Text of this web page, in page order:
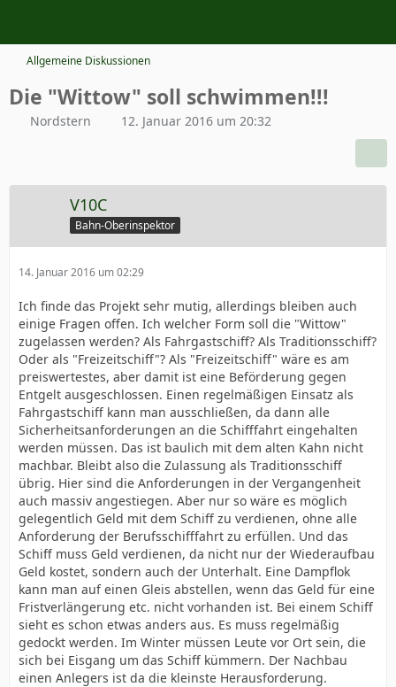
Allgemeine Diskussionen
Die "Wittow" soll schwimmen!!!
Nordstern 12. Januar 2016 um 20:32
V10C
Bahn-Oberinspektor
14. Januar 2016 um 02:29
Ich finde das Projekt sehr mutig, allerdings bleiben auch
einige Fragen offen. Ich welcher Form soll die "Wittow"
zugelassen werden? Als Fahrgastschiff? Als Traditionsschiff?
Oder als "Freizeitschiff"? Als "Freizeitschiff" wäre es am
preiswertestes, aber damit ist eine Beförderung gegen
Entgelt ausgeschlossen. Einen regelmäßigen Einsatz als
Fahrgastschiff kann man ausschließen, da dann alle
Sicherheitsanforderungen an die Schifffahrt eingehalten
werden müssen. Das ist baulich mit dem alten Kahn nicht
machbar. Bleibt also die Zulassung als Traditionsschiff
übrig. Hier sind die Anforderungen in der Vergangenheit
auch massiv angestiegen. Aber nur so wäre es möglich
gelegentlich Geld mit dem Schiff zu verdienen, ohne alle
Anforderung der Berufsschifffahrt zu erfüllen. Und das
Schiff muss Geld verdienen, da nicht nur der Wiederaufbau
Geld kostet, sondern auch der Unterhalt. Eine Dampflok
kann man auf einen Gleis abstellen, wenn das Geld für eine
Fristverlängerung etc. nicht vorhanden ist. Bei einem Schiff
sieht es schon etwas anders aus. Es muss regelmäßig
gedockt werden. Im Winter müssen Leute vor Ort sein, die
sich bei Eisgang um das Schiff kümmern. Der Nachbau
einen Anlegers ist da die kleinste Herausforderung.